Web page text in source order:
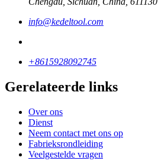
info@kedeltool.com
+8615928092745
Gerelateerde links
Over ons
Dienst
Neem contact met ons op
Fabrieksrondleiding
Veelgestelde vragen